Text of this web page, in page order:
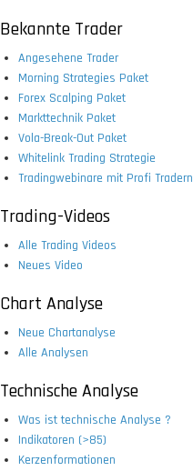
Bekannte Trader
Angesehene Trader
Morning Strategies Paket
Forex Scalping Paket
Markttechnik Paket
Vola-Break-Out Paket
Whitelink Trading Strategie
Tradingwebinare mit Profi Tradern
Trading-Videos
Alle Trading Videos
Neues Video
Chart Analyse
Neue Chartanalyse
Alle Analysen
Technische Analyse
Was ist technische Analyse ?
Indikatoren (>85)
Kerzenformationen